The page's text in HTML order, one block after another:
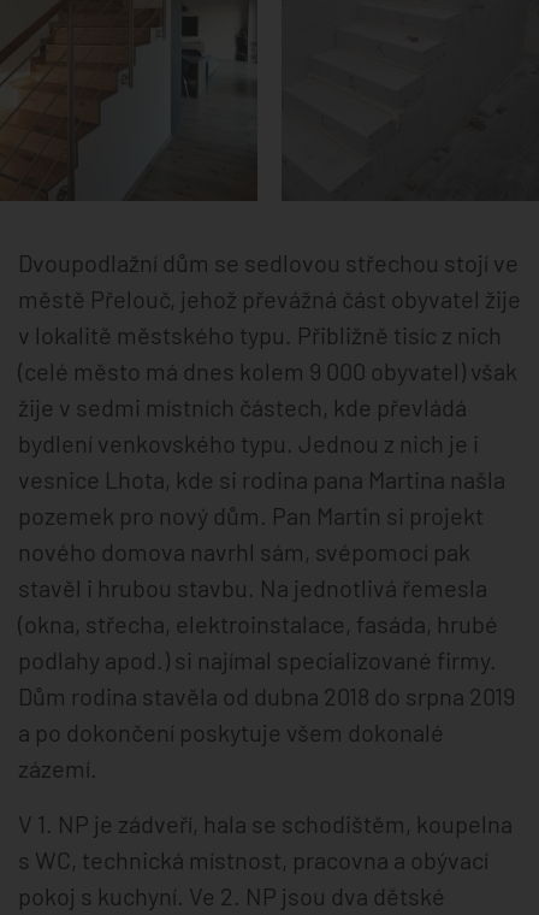
Dvoupodlažní dům se sedlovou střechou stojí ve
městě Přelouč, jehož převážná část obyvatel žije
v lokalitě městského typu. Přibližně tisíc z nich
(celé město má dnes kolem 9 000 obyvatel) však
žije v sedmi místních částech, kde převládá
bydlení venkovského typu. Jednou z nich je i
vesnice Lhota, kde si rodina pana Martina našla
pozemek pro nový dům. Pan Martin si projekt
nového domova navrhl sám, svépomocí pak
stavěl i hrubou stavbu. Na jednotlivá řemesla
(okna, střecha, elektroinstalace, fasáda, hrubé
podlahy apod.) si najímal specializované firmy.
Dům rodina stavěla od dubna 2018 do srpna 2019
a po dokončení poskytuje všem dokonalé
zázemí.
V 1. NP je zádveří, hala se schodištěm, koupelna
s WC, technická místnost, pracovna a obývací
pokoj s kuchyní. Ve 2. NP jsou dva dětské